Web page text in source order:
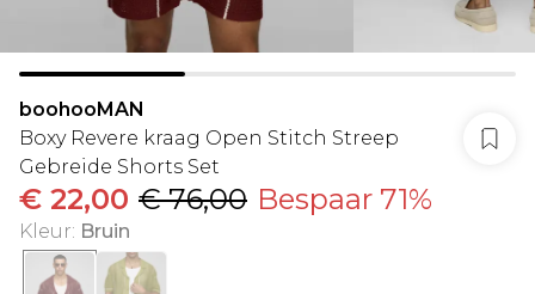
boohooMAN
Boxy Revere kraag Open Stitch Streep
Gebreide Shorts Set
€ 22,00 € 76,00 Bespaar 71%
Kleur: Bruin